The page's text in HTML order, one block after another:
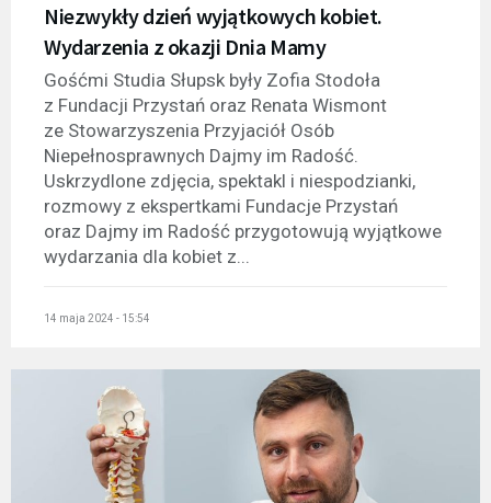
Niezwykły dzień wyjątkowych kobiet.
Wydarzenia z okazji Dnia Mamy
Gośćmi Studia Słupsk były Zofia Stodoła
z Fundacji Przystań oraz Renata Wismont
ze Stowarzyszenia Przyjaciół Osób
Niepełnosprawnych Dajmy im Radość.
Uskrzydlone zdjęcia, spektakl i niespodzianki,
rozmowy z ekspertkami Fundacje Przystań
oraz Dajmy im Radość przygotowują wyjątkowe
wydarzania dla kobiet z...
14 maja 2024 - 15:54